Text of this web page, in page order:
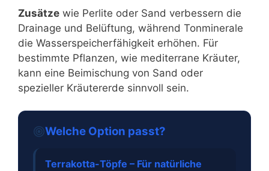
Zusätze wie Perlite oder Sand verbessern die
Drainage und Belüftung, während Tonminerale
die Wasserspeicherfähigkeit erhöhen. Für
bestimmte Pflanzen, wie mediterrane Kräuter,
kann eine Beimischung von Sand oder
spezieller Kräutererde sinnvoll sein.
Welche Option passt?
Terrakotta-Töpfe – Für natürliche